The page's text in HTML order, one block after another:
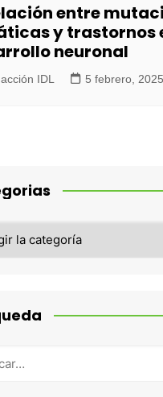
entre
y trastornos
neuronal
IDL 5 febrero, 2025